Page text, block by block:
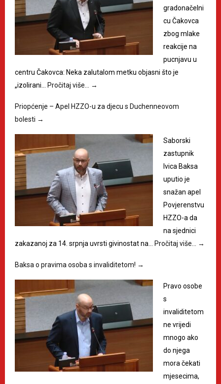
gradonačelni
cu Čakovca
zbog mlake
reakcije na
pucnjavu u
centru Čakovca: Neka zalutalom metku objasni što je
„izolirani…
Pročitaj više… →
Priopćenje – Apel HZZO-u za djecu s Duchenneovom
bolesti →
Saborski
zastupnik
Ivica Baksa
uputio je
snažan apel
Povjerenstvu
HZZO-a da
na sjednici
zakazanoj za 14. srpnja uvrsti givinostat na…
Pročitaj više… →
Baksa o pravima osoba s invaliditetom! →
Pravo osobe
s
invaliditetom
ne vrijedi
mnogo ako
do njega
mora čekati
mjesecima,